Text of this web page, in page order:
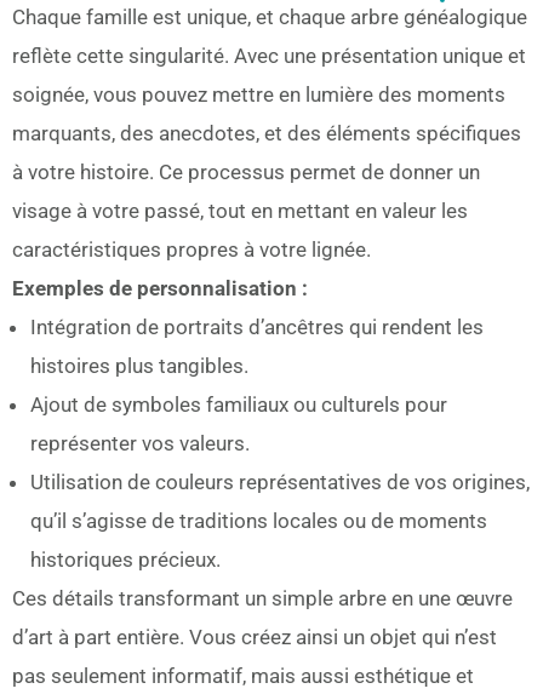
Chaque famille est unique, et chaque arbre généalogique
reflète cette singularité. Avec une présentation unique et
soignée, vous pouvez mettre en lumière des moments
marquants, des anecdotes, et des éléments spécifiques
à votre histoire. Ce processus permet de donner un
visage à votre passé, tout en mettant en valeur les
caractéristiques propres à votre lignée.
Exemples de personnalisation :
Intégration de portraits d’ancêtres qui rendent les
histoires plus tangibles.
Ajout de symboles familiaux ou culturels pour
représenter vos valeurs.
Utilisation de couleurs représentatives de vos origines,
qu’il s’agisse de traditions locales ou de moments
historiques précieux.
Ces détails transformant un simple arbre en une œuvre
d’art à part entière. Vous créez ainsi un objet qui n’est
pas seulement informatif, mais aussi esthétique et